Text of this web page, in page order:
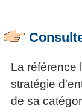
La référence
stratégie
de sa